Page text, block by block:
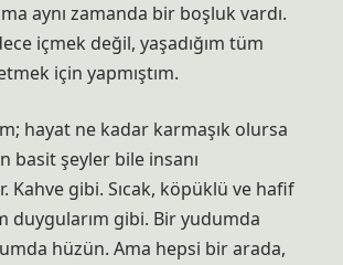
aynı zamanda bir boşluk vardı.
içmek değil, yaşadığım tüm
için yapmıştım.
hayat ne kadar karmaşık olursa
basit şeyler bile insanı
Kahve gibi. Sıcak, köpüklü ve hafif
duygularım gibi. Bir yudumda
hüzün. Ama hepsi bir arada,